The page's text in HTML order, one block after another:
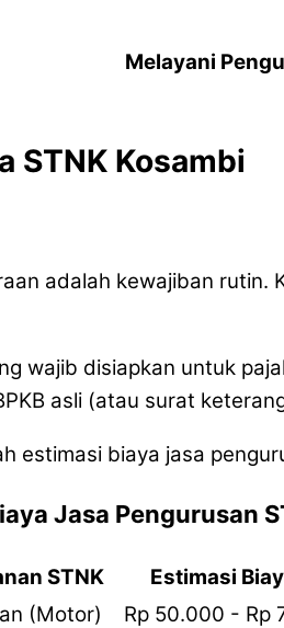
Melayani
STNK Kosambi
adalah kewajiban rutin.
wajib disiapkan untuk
asli (atau surat
estimasi biaya jasa
Jasa Pengurusan
STNK Estimasi
(Motor)
Rp 50.000 - Rp